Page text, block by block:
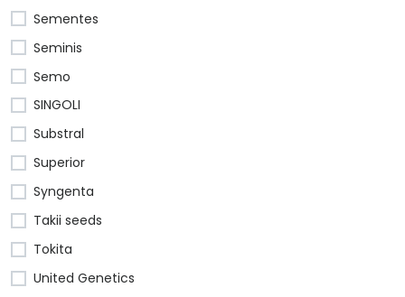
Sementes
Seminis
Semo
SINGOLI
Substral
Superior
Syngenta
Takii seeds
Tokita
United Genetics